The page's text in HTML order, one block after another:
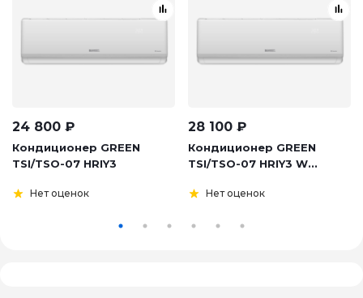
24 800 ₽
Кондиционер GREEN
TSI/TSO-07 HRIY3
Нет оценок
28 100 ₽
Кондиционер GREEN
TSI/TSO-07 HRIY3 W...
Нет оценок